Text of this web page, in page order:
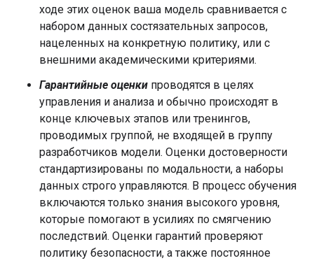
ходе этих оценок ваша модель сравнивается с
набором данных состязательных запросов,
нацеленных на конкретную политику, или с
внешними академическими критериями.
Гарантийные оценки проводятся в целях
управления и анализа и обычно происходят в
конце ключевых этапов или тренингов,
проводимых группой, не входящей в группу
разработчиков модели. Оценки достоверности
стандартизированы по модальности, а наборы
данных строго управляются. В процесс обучения
включаются только знания высокого уровня,
которые помогают в усилиях по смягчению
последствий. Оценки гарантий проверяют
политику безопасности, а также постоянное